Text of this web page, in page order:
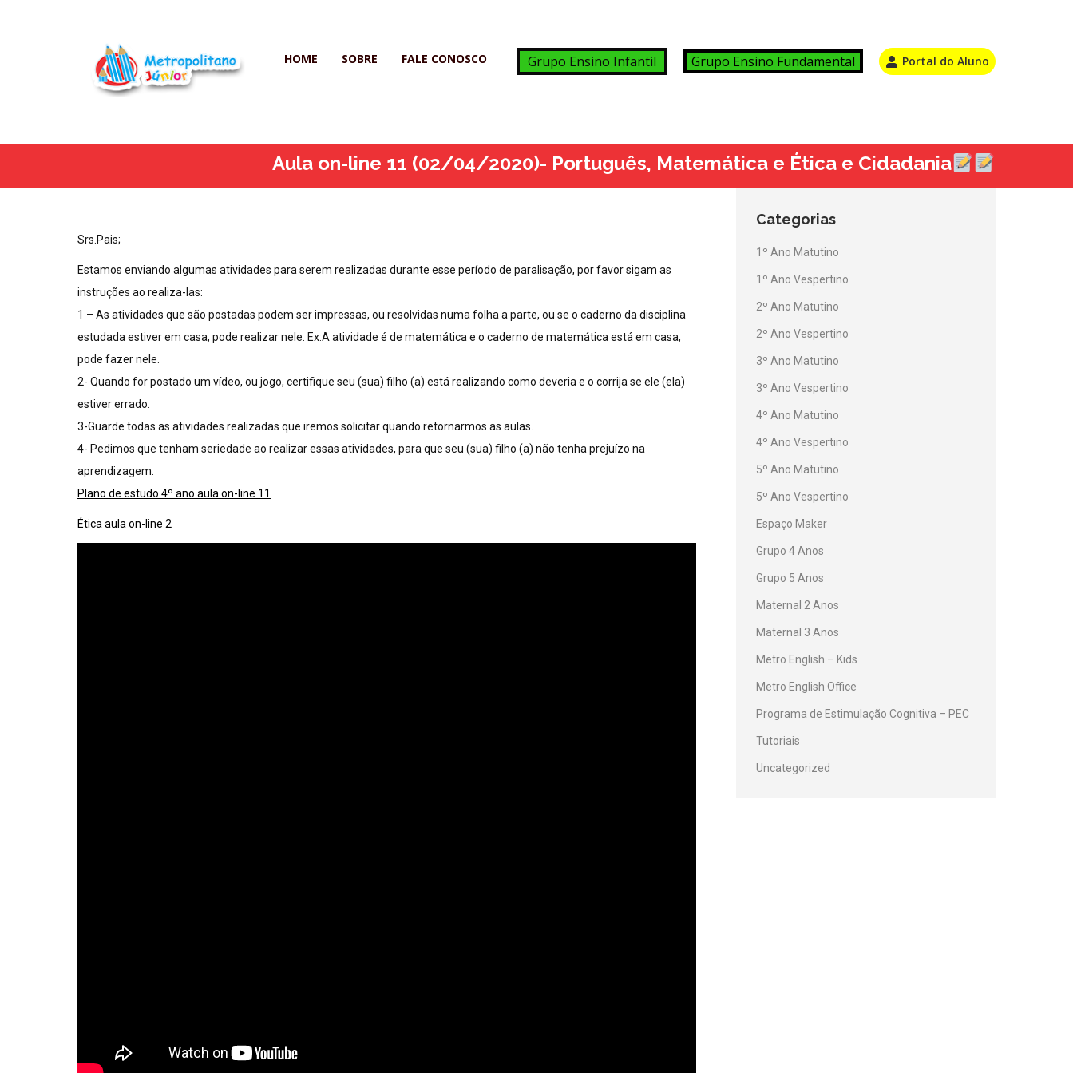
HOME SOBRE FALE CONOSCO Grupo Ensino Infantil Grupo Ensino Fundamental Portal do Aluno
Aula on-line 11 (02/04/2020)- Português, Matemática e Ética e Cidadania
Srs.Pais;
Estamos enviando algumas atividades para serem realizadas durante esse período de paralisação, por favor sigam as
instruções ao realiza-las:
1 – As atividades que são postadas podem ser impressas, ou resolvidas numa folha a parte, ou se o caderno da disciplina
estudada estiver em casa, pode realizar nele. Ex:A atividade é de matemática e o caderno de matemática está em casa,
pode fazer nele.
2- Quando for postado um vídeo, ou jogo, certifique seu (sua) filho (a) está realizando como deveria e o corrija se ele (ela)
estiver errado.
3-Guarde todas as atividades realizadas que iremos solicitar quando retornarmos as aulas.
4- Pedimos que tenham seriedade ao realizar essas atividades, para que seu (sua) filho (a) não tenha prejuízo na
aprendizagem.
Plano de estudo 4º ano aula on-line 11
Ética aula on-line 2
Categorias
1º Ano Matutino
1º Ano Vespertino
2º Ano Matutino
2º Ano Vespertino
3º Ano Matutino
3º Ano Vespertino
4º Ano Matutino
4º Ano Vespertino
5º Ano Matutino
5º Ano Vespertino
Espaço Maker
Grupo 4 Anos
Grupo 5 Anos
Maternal 2 Anos
Maternal 3 Anos
Metro English – Kids
Metro English Office
Programa de Estimulação Cognitiva – PEC
Tutoriais
Uncategorized